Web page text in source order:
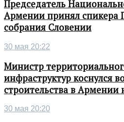
Председатель
Армении принял спикера
собрания Словении
30 мая 20:22
Министр
инфраструктур коснулся
строительства в
30 мая 20:20